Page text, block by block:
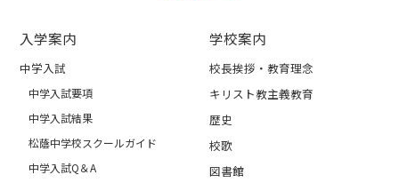
入学案内
中学入試
中学入試要項
中学入試結果
松蔭中学校スクールガイド
中学入試Q＆A
学校案内
校長挨拶・教育理念
キリスト教主義教育
歴史
校歌
図書館